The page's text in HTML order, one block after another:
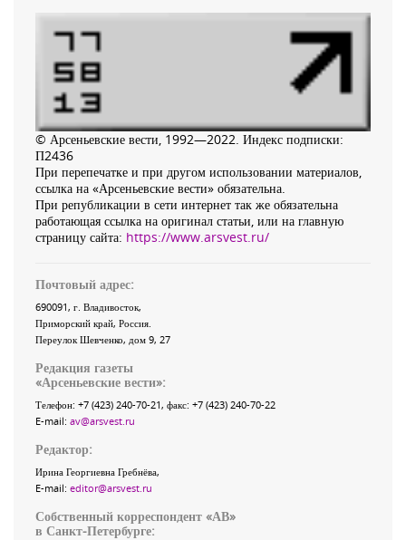
© Арсеньевские вести, 1992—2022. Индекс подписки:
П2436
При перепечатке и при другом использовании материалов,
ссылка на «Арсеньевские вести» обязательна.
При републикации в сети интернет так же обязательна
работающая ссылка на оригинал статьи, или на главную
страницу сайта: https://www.arsvest.ru/
Почтовый адрес:
690091, г. Владивосток,
Приморский край, Россия
Переулок Шевченко, дом 9, 27
Редакция газеты
«Арсеньевские вести»:
Телефон: +7 (423) 240-70-21, факс: +7 (423) 240-70-22
E-mail: av@arsvest.ru
Редактор:
Ирина Георгиевна Гребнёва,
E-mail: editor@arsvest.ru
Собственный корреспондент «АВ»
в Санкт-Петербурге: